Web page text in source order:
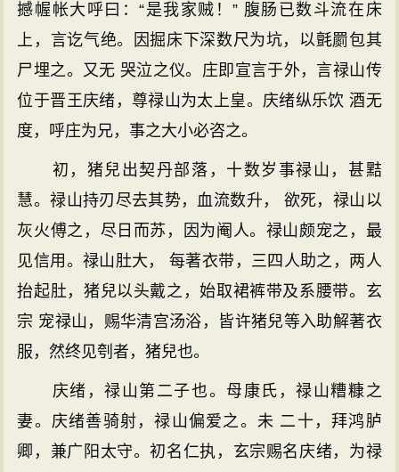
撼幄帐大呼曰：“是我家贼！” 腹肠已数斗流在床
上，言讫气绝。因掘床下深数尺为坑，以氈罽包其
尸埋之。又无 哭泣之仪。庄即宣言于外，言禄山传
位于晋王庆绪，尊禄山为太上皇。庆绪纵乐饮 酒无
度，呼庄为兄，事之大小必咨之。
初，猪兒出契丹部落，十数岁事禄山，甚黠
慧。禄山持刃尽去其势，血流数升， 欲死，禄山以
灰火傅之，尽日而苏，因为阉人。禄山颇宠之，最
见信用。禄山肚大， 每著衣带，三四人助之，两人
抬起肚，猪兒以头戴之，始取裙裤带及系腰带。玄
宗 宠禄山，赐华清宫汤浴，皆许猪兒等入助解著衣
服，然终见刳者，猪兒也。
庆绪，禄山第二子也。母康氏，禄山糟糠之
妻。庆绪善骑射，禄山偏爱之。未 二十，拜鸿胪
卿，兼广阳太守。初名仁执，玄宗赐名庆绪，为禄